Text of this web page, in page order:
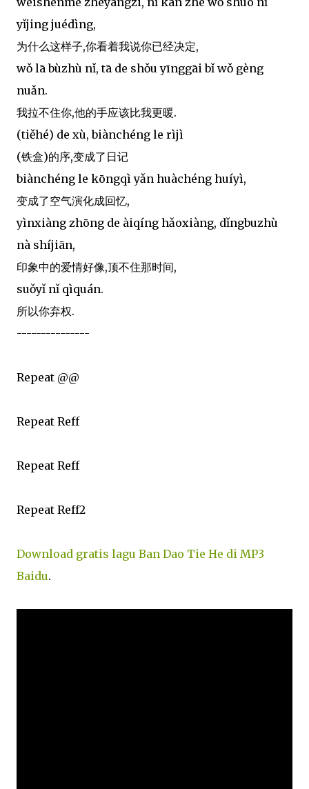
yǐjing juédìng,
为什么这样子,你看着我说你已经决定,
wǒ lā bùzhù nǐ, tā de shǒu yīnggāi bǐ wǒ gèng
nuǎn.
我拉不住你,他的手应该比我更暖.
(tiěhé) de xù, biànchéng le rìjì
(铁盒)的序,变成了日记
biànchéng le kōngqì yǎn huàchéng huíyì,
变成了空气演化成回忆,
yìnxiàng zhōng de àiqíng hǎoxiàng, dǐngbuzhù
nà shíjiān,
印象中的爱情好像,顶不住那时间,
suǒyǐ nǐ qìquán.
所以你弃权.
---------------
Repeat @@
Repeat Reff
Repeat Reff
Repeat Reff2
Download gratis lagu Ban Dao Tie He di MP3
Baidu.